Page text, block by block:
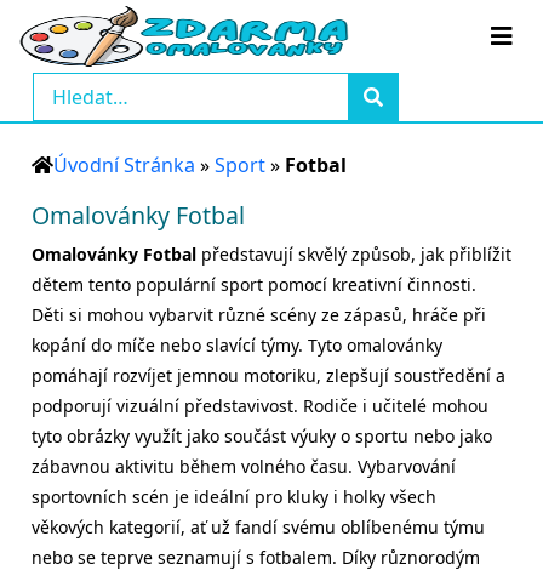
Úvodní Stránka »Sport» Fotbal
Omalovánky Fotbal
Omalovánky Fotbal představují skvělý způsob, jak přiblížit
dětem tento populární sport pomocí kreativní činnosti.
Děti si mohou vybarvit různé scény ze zápasů, hráče při
kopání do míče nebo slavící týmy. Tyto omalovánky
pomáhají rozvíjet jemnou motoriku, zlepšují soustředění a
podporují vizuální představivost. Rodiče i učitelé mohou
tyto obrázky využít jako součást výuky o sportu nebo jako
zábavnou aktivitu během volného času. Vybarvování
sportovních scén je ideální pro kluky i holky všech
věkových kategorií, ať už fandí svému oblíbenému týmu
nebo se teprve seznamují s fotbalem. Díky různorodým